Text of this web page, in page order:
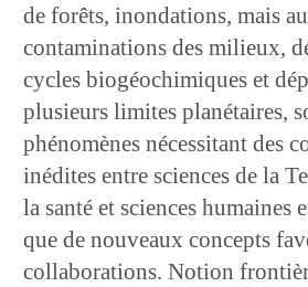
de forêts, inondations, mais
contaminations des milieux,
cycles biogéochimiques et
plusieurs limites planétaires,
phénomènes nécessitant des
inédites entre sciences de la
la santé et sciences humaines
que de nouveaux concepts
collaborations. Notion